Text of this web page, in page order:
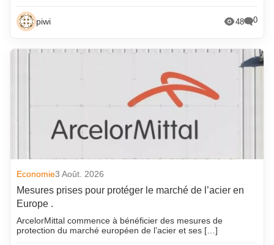
piwi 48 0
Economie3 Août. 2026
Mesures prises pour protéger le marché de l’acier en
Europe .
ArcelorMittal commence à bénéficier des mesures de
protection du marché européen de l’acier et ses […]